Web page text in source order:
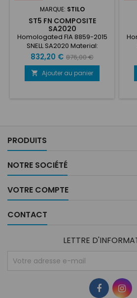
MARQUE: STILO
ST5 FN COMPOSITE
SA2020
Homologated FIA 8859-2015
SNELL SA2020 Material:
fiberglass – kevlar MSF (Multi
Sandwich Fiber) weight
(intercom included) +-30 g:
small shell 1.520 g large shell
locking system central with...
Prix
832,20 € Prix
base
876,00 €
 Ajouter au panier
PRODUITS
NOTRE SOCIÉTÉ
VOTRE COMPTE
CONTACT
LETTRE